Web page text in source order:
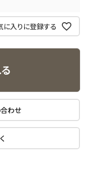
に入りに登録する
わせ